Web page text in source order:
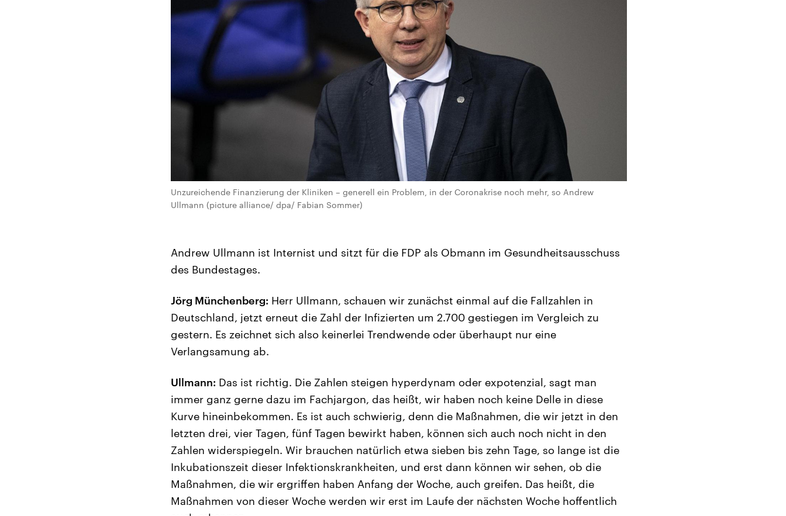
Unzureichende Finanzierung der Kliniken – generell ein Problem, in der Coronakrise noch mehr, so Andrew
Ullmann (picture alliance/ dpa/ Fabian Sommer)
Andrew Ullmann ist Internist und sitzt für die FDP als Obmann im Gesundheitsausschuss
des Bundestages.
Jörg Münchenberg: Herr Ullmann, schauen wir zunächst einmal auf die Fallzahlen in
Deutschland, jetzt erneut die Zahl der Infizierten um 2.700 gestiegen im Vergleich zu
gestern. Es zeichnet sich also keinerlei Trendwende oder überhaupt nur eine
Verlangsamung ab.
Ullmann: Das ist richtig. Die Zahlen steigen hyperdynam oder expotenzial, sagt man
immer ganz gerne dazu im Fachjargon, das heißt, wir haben noch keine Delle in diese
Kurve hineinbekommen. Es ist auch schwierig, denn die Maßnahmen, die wir jetzt in den
letzten drei, vier Tagen, fünf Tagen bewirkt haben, können sich auch noch nicht in den
Zahlen widerspiegeln. Wir brauchen natürlich etwa sieben bis zehn Tage, so lange ist die
Inkubationszeit dieser Infektionskrankheiten, und erst dann können wir sehen, ob die
Maßnahmen, die wir ergriffen haben Anfang der Woche, auch greifen. Das heißt, die
Maßnahmen von dieser Woche werden wir erst im Laufe der nächsten Woche hoffentlich